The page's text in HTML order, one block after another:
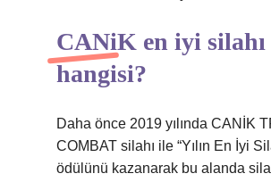
CANiK en iyi silahı
hangisi?
Daha önce 2019 yılında CANİK
COMBAT silahı ile “Yılın En İyi
ödülünü kazanarak bu alanda